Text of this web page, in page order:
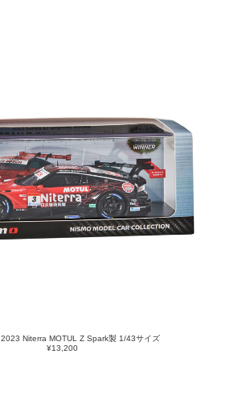
2023 Niterra MOTUL Z Spark製 1/43サイズ
¥13,200